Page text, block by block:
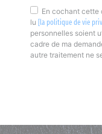
En cochant cette
lu
[la politique de vie
personnelles soient
cadre de ma
autre traitement ne